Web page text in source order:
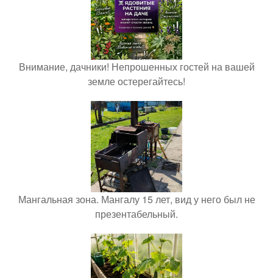
Внимание, дачники! Непрошенных гостей на вашей
земле остерегайтесь!
Мангальная зона. Мангалу 15 лет, вид у него был не
презентабельный.